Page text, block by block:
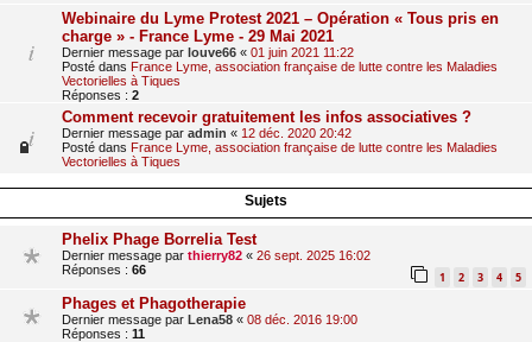
Webinaire du Lyme Protest 2021 – Opération « Tous pris en
charge » - France Lyme - 29 Mai 2021
Dernier message par louve66 « 01 juin 2021 11:22
Posté dans France Lyme, association française de lutte contre les Maladies
Vectorielles à Tiques
Réponses : 2
Comment recevoir gratuitement les infos associatives ?
Dernier message par admin « 12 déc. 2020 20:42
Posté dans France Lyme, association française de lutte contre les Maladies
Vectorielles à Tiques
Sujets
Phelix Phage Borrelia Test
Dernier message par thierry82 « 26 sept. 2025 16:02
Réponses : 66 1 2 3 4 5
Phages et Phagotherapie
Dernier message par Lena58 « 08 déc. 2016 19:00
Réponses : 11